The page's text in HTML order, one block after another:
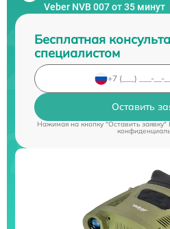
Veber NVB 007 от 35 минут
Бесплатная
специалистом
Оставить
Нажимая на кнопку "Оставить